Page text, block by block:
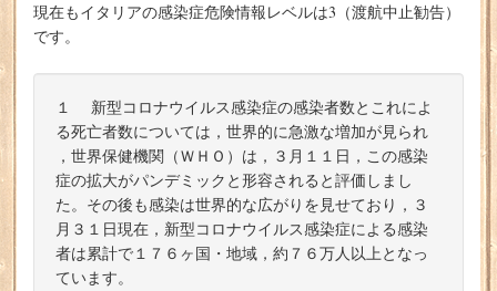
現在もイタリアの感染症危険情報レベルは3（渡航中止勧告）
です。
１ 新型コロナウイルス感染症の感染者数とこれによ
る死亡者数については，世界的に急激な増加が見られ
，世界保健機関（ＷＨＯ）は，３月１１日，この感染
症の拡大がパンデミックと形容されると評価しまし
た。その後も感染は世界的な広がりを見せており，３
月３１日現在，新型コロナウイルス感染症による感染
者は累計で１７６ヶ国・地域，約７６万人以上となっ
ています。